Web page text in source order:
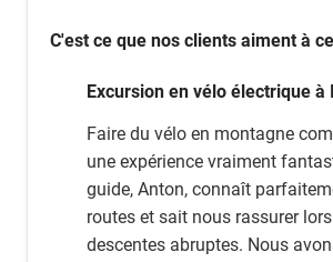
C'est ce que nos clients aiment à
Excursion en vélo électrique à
Faire du vélo en montagne
une expérience vraiment
guide, Anton, connaît
routes et sait nous rassurer
descentes abruptes. Nous